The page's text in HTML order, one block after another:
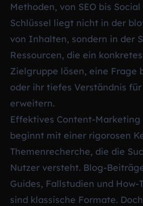
Methoden, von SEO bis
Schlüssel liegt nicht in der
von Inhalten, sondern in der
Ressourcen, die ein
Zielgruppe lösen, eine Frage
oder ihr tiefes Verständnis
erweitern.
Effektives Content-
beginnt mit einer rigorosen
Themenrecherche, die die
Nutzer versteht. Blog-
Guides, Fallstudien und How-
sind klassische Formate.